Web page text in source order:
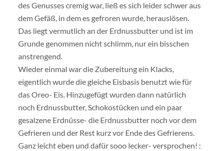
des Genusses cremig war, ließ es sich leider schwer aus
dem Gefäß, in dem es gefroren wurde, herauslösen.
Das liegt vermutlich an der Erdnussbutter und ist im
Grunde genommen nicht schlimm, nur ein bisschen
anstrengend.
Wieder einmal war die Zubereitung ein Klacks,
eigentlich wurde die gleiche Eisbasis benutzt wie für
das Oreo- Eis. Hinzugefügt wurden dann natürlich
noch Erdnussbutter, Schokostücken und ein paar
gesalzene Erdnüsse- die Erdnussbutter noch vor dem
Gefrieren und der Rest kurz vor Ende des Gefrierens.
Ganz leicht eben und dafür sooo lecker- versprochen! :